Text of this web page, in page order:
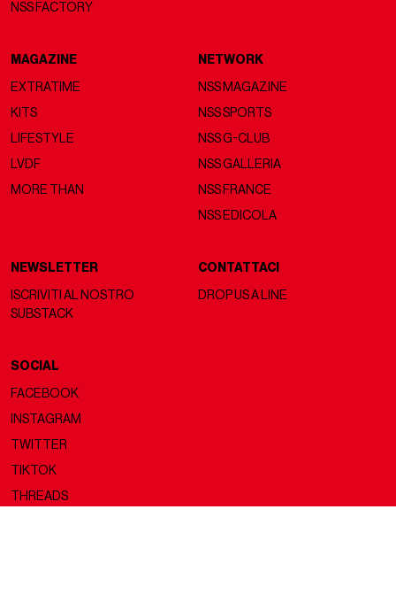
NSS FACTORY
MAGAZINE
EXTRATIME
KITS
LIFESTYLE
LVDF
MORE THAN
NETWORK
NSS MAGAZINE
NSS SPORTS
NSS G-CLUB
NSS GALLERIA
NSS FRANCE
NSS EDICOLA
NEWSLETTER
ISCRIVITI AL NOSTRO
SUBSTACK
CONTATTACI
DROP US A LINE
SOCIAL
FACEBOOK
INSTAGRAM
TWITTER
TIKTOK
THREADS